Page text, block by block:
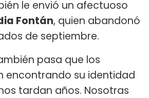
le envió un afectuoso
Fontán, quien abandonó
de septiembre.
pasa que los
encontrando su identidad
tardan años. Nosotras